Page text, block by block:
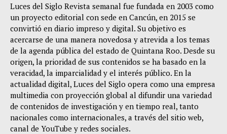
Luces del Siglo Revista semanal fue fundada en 2003 como
un proyecto editorial con sede en Cancún, en 2015 se
convirtió en diario impreso y digital. Su objetivo es
acercarse de una manera novedosa y atrevida a los temas
de la agenda pública del estado de Quintana Roo. Desde su
origen, la prioridad de sus contenidos se ha basado en la
veracidad, la imparcialidad y el interés público. En la
actualidad digital, Luces del Siglo opera como una empresa
multimedia con proyección global al difundir una variedad
de contenidos de investigación y en tiempo real, tanto
nacionales como internacionales, a través del sitio web,
canal de YouTube y redes sociales.